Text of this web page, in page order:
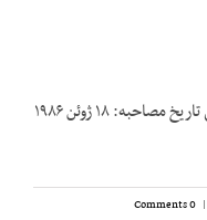
روایت‌کننده: آقای دکتر مظفر بقایی کرمانی تاریخ مصاحبه: ۱۸ ژوئن ۱۹۸۶
|
0 Comments